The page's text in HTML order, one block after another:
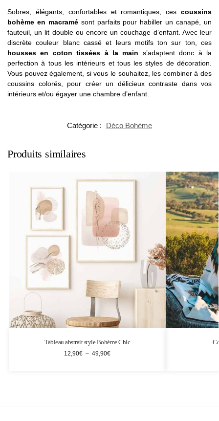
Sobres, élégants, confortables et romantiques, ces coussins
bohème en macramésont parfaits pour habiller un canapé, un
fauteuil, un lit double ou encore un couchage d’enfant. Avec leur
discrète couleur blanc cassé et leurs motifs ton sur ton, ces
housses en coton tissées à la main
s’adaptent donc à la
perfection à tous les intérieurs et tous les styles de décoration.
Vous pouvez également, si vous le souhaitez, les combiner à des
coussins colorés, pour créer un délicieux contraste dans vos
intérieurs et/ou égayer une chambre d’enfant.
Catégorie : Déco Bohème
Produits similaires
Tableau abstrait style Bohème Chic
12,90€ – 49,90€